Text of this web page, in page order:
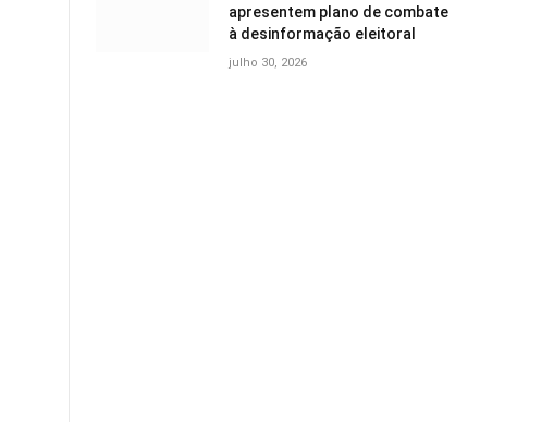
apresentem plano de combate
à desinformação eleitoral
julho 30, 2026